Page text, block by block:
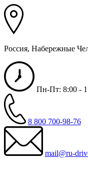
Россия, Набережные
Пн-Пт: 8:00 -
8 800 700-98-76
mail@ru-